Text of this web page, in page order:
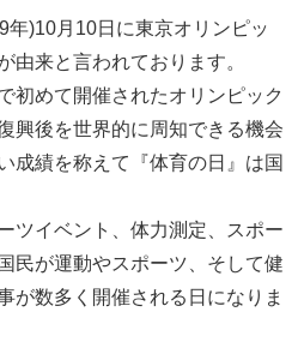
年)10月10日に東京オリンピッ
由来と言われております。
初めて開催されたオリンピック
興後を世界的に周知できる機会
成績を称えて『体育の日』は国
ツイベント、体力測定、スポー
民が運動やスポーツ、そして健
が数多く開催される日になりま